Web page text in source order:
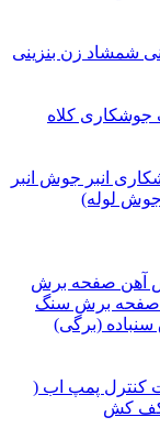
زن بنزینی
کلاه
انبر جوشانبر
صفحه برش‌
برش‌ سنگ
(برگی)
پمپ اب (